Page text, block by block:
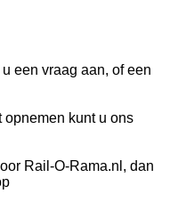
een vraag aan, of een
opnemen kunt u ons
Rail-O-Rama.nl, dan